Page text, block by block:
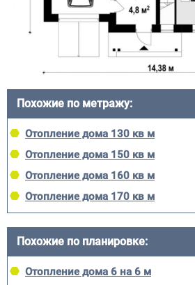
Похожие по метражу:
Отопление дома 130 кв м
Отопление дома 150 кв м
Отопление дома 160 кв м
Отопление дома 170 кв м
Похожие по планировке:
Отопление дома 6 на 6 м